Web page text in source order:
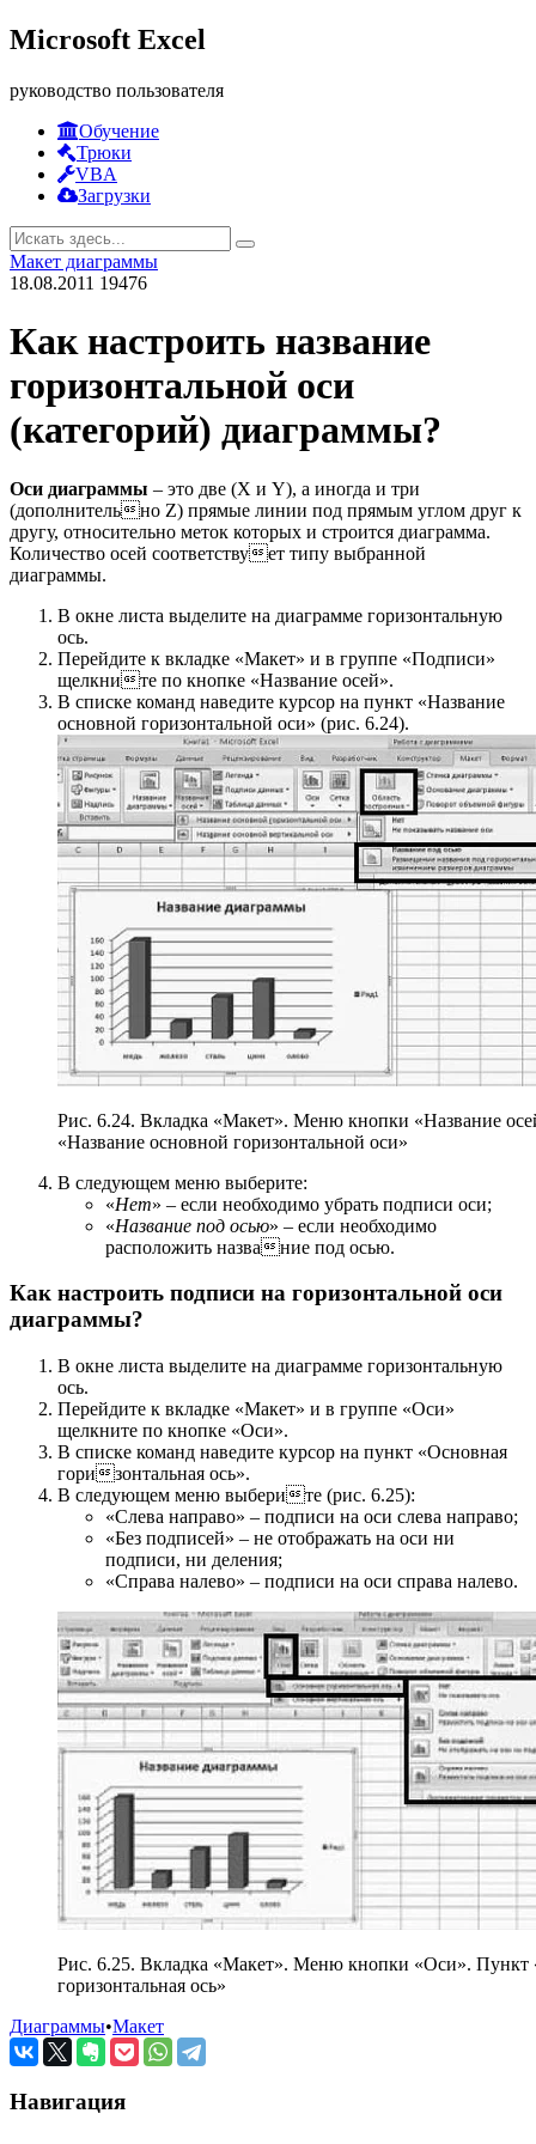
Microsoft Excel
руководство пользователя
Обучение
Трюки
VBA
Загрузки
Макет диаграммы
18.08.2011 19476
Как настроить название
горизонтальной оси
(категорий) диаграммы?
Оси диаграммы – это две (X и Y), а иногда и три
(дополнительно Z) прямые линии под прямым углом друг к
другу, относительно меток которых и строится диаграмма.
Количество осей соответствует типу выбранной
диаграммы.
В окне листа выделите на диаграмме горизонтальную
ось.
Перейдите к вкладке «Макет» и в группе «Подписи»
щелкните по кнопке «Название осей».
В списке команд наведите курсор на пункт «Название
основной горизонтальной оси» (рис. 6.24).
Рис. 6.24. Вкладка «Макет». Меню кнопки «Название
«Название основной горизонтальной оси»
В следующем меню выберите:
«Нет» – если необходимо убрать подписи оси;
«Название под осью» – если необходимо
расположить название под осью.
Как настроить подписи на горизонтальной оси
диаграммы?
В окне листа выделите на диаграмме горизонтальную
ось.
Перейдите к вкладке «Макет» и в группе «Оси»
щелкните по кнопке «Оси».
В списке команд наведите курсор на пункт «Основная
горизонтальная ось».
В следующем меню выберите (рис. 6.25):
«Слева направо» – подписи на оси слева направо;
«Без подписей» – не отображать на оси ни
подписи, ни деления;
«Справа налево» – подписи на оси справа налево.
Рис. 6.25. Вкладка «Макет». Меню кнопки «Оси». Пункт
горизонтальная ось»
Диаграммы•Макет
Навигация